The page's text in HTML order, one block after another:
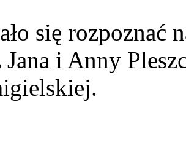
się rozpoznać
i Anny